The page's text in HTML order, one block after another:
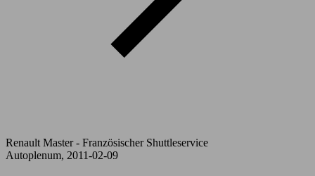
Renault Master - Französischer Shuttleservice
Autoplenum, 2011-02-09